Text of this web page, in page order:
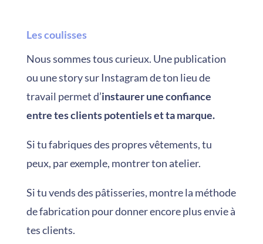
Les coulisses
Nous sommes tous curieux. Une publication
ou une story sur Instagram de ton lieu de
travail permet d’instaurer une confiance
entre tes clients potentiels et ta marque.
Si tu fabriques des propres vêtements, tu
peux, par exemple, montrer ton atelier.
Si tu vends des pâtisseries, montre la méthode
de fabrication pour donner encore plus envie à
tes clients.